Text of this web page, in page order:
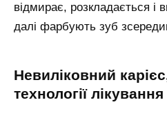
відмирає, розкладається і
далі фарбують зуб
невиліковний карієс, порушення
технології